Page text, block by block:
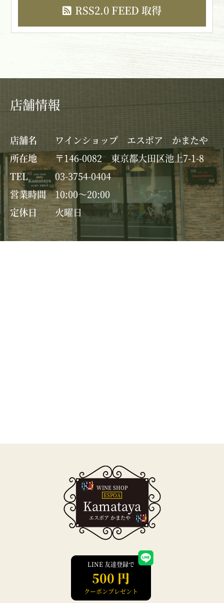
RSS2.0 FEED 取得
店舗情報
店舗名
ワインショップ エスポア かまたや
所在地
〒146-0082 東京都大田区池上7-1-8
TEL
03-3754-0404
営業時間
10:00～20:00
定休日
火曜日
WINE SHOP
ESPOA
Kamataya
エスポア かまたや
LINE 友達登録で
500 円
クーポンプレゼント